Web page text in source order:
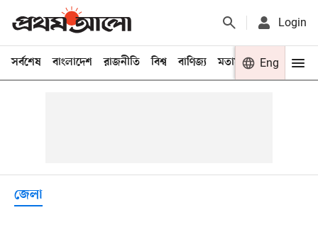
Login
সর্বশেষ বাংলাদেশ রাজনীতি বিশ্ব বাণিজ্য মতামত খেলা
Eng
জেলা